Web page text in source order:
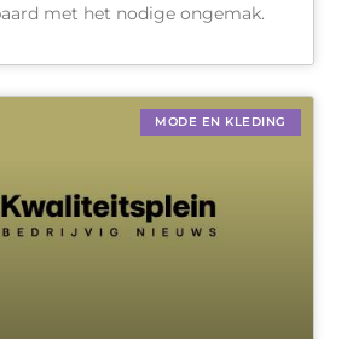
met het nodige ongemak.
MODE EN KLEDING